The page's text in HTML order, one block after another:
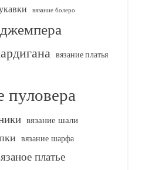
вязание болеро
вязание платья
пуловера
вязание шали
вязание шарфа
платье